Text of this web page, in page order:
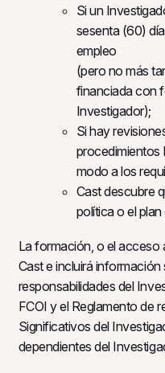
Si un
sesenta (60)
empleo
(pero no más
financiada con
Investigador);
Si hay
procedimientos
modo a los
Cast descubre
política o el
La formación, o el acceso
Cast e incluirá
responsabilidades del
FCOI y el Reglamento de
Significativos del
dependientes del